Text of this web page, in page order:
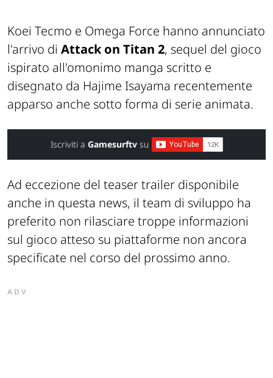
Koei Tecmo e Omega Force hanno annunciato
l'arrivo di Attack on Titan 2, sequel del gioco
ispirato all'omonimo manga scritto e
disegnato da Hajime Isayama recentemente
apparso anche sotto forma di serie animata.
Iscriviti a Gamesurftvsu
Ad eccezione del teaser trailer disponibile
anche in questa news, il team di sviluppo ha
preferito non rilasciare troppe informazioni
sul gioco atteso su piattaforme non ancora
specificate nel corso del prossimo anno.
ADV